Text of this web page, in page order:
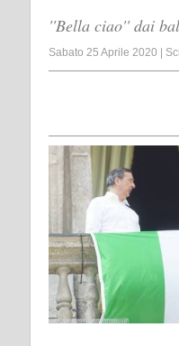
''Bella ciao'' dai
Sabato 25 Aprile 2020